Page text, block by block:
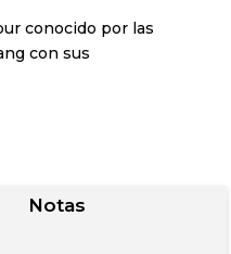
conocido por las
con sus
Notas